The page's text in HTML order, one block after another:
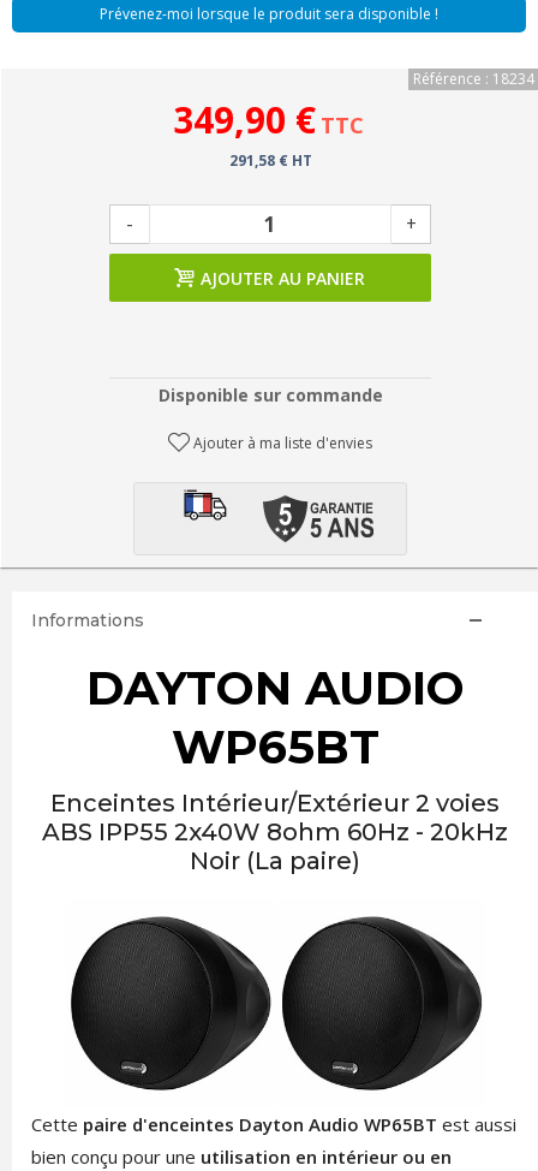
Prévenez-moi lorsque le produit sera disponible !
Référence : 18234
349,90 € TTC
291,58 € HT
- +
AJOUTER AU PANIER
Disponible sur commande
Ajouter à ma liste d'envies
Informations
DAYTON AUDIO
WP65BT
Enceintes Intérieur/Extérieur 2 voies
ABS IPP55 2x40W 8ohm 60Hz - 20kHz
Noir (La paire)
Cette paire d'enceintes Dayton Audio WP65BT est aussi
bien conçu pour une utilisation en intérieur ou en